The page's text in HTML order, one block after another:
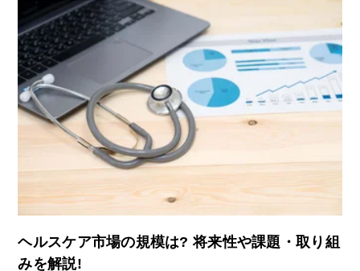
ヘルスケア市場の規模は? 将来性や課題・取り組
みを解説!